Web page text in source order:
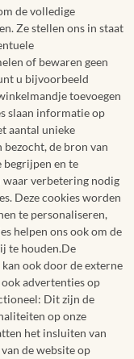
de volledige
Ze stellen ons in staat
of bewaren geen
u bijvoorbeeld
toevoegen
slaan informatie op
aantal unieke
bezocht, de bron van
begrijpen en te
waar verbetering nodig
Deze cookies worden
te personaliseren,
helpen ons ook om de
te houden.De
ook door de externe
advertenties op
Dit zijn de
op onze
het insluiten van
de website op